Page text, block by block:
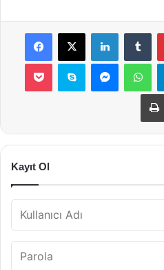
Facebook
X LinkedIn
Pocket Skype
Kayıt Ol